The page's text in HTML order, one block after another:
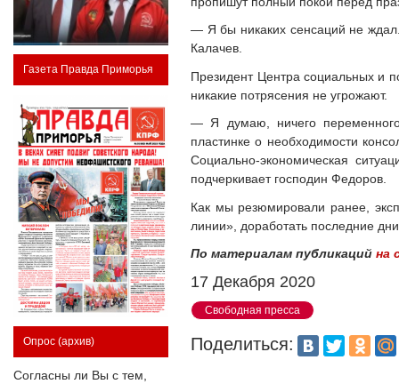
Газета Правда Приморья
Опрос (архив)
Согласны ли Вы с тем,
— Я бы никаких сенсаций не
Калачев.
Президент Центра социальных и
никакие потрясения не угрожают.
— Я думаю, ничего переменного
пластинке о необходимости
Социально-экономическая
подчеркивает господин Федоров.
Как мы резюмировали ранее,
линии», доработать последние
По материалам публикацийна
17 Декабря 2020
Свободная пресса
Поделиться: